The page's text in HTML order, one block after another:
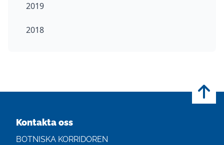
2019
2018
Kontakta oss
BOTNISKA KORRIDOREN